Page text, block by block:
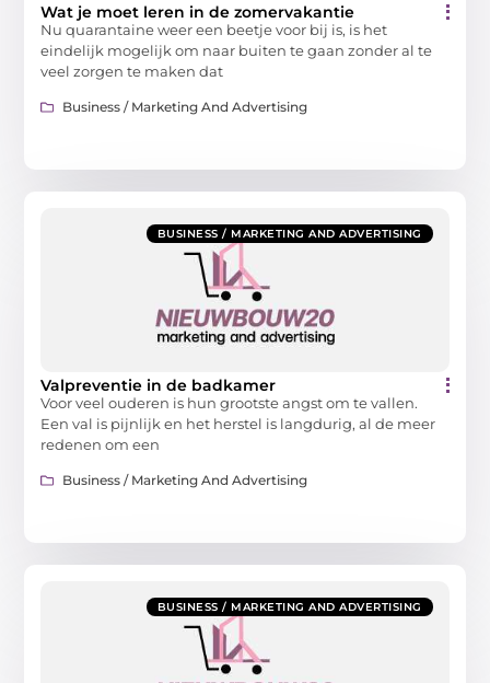
Wat je moet leren in de zomervakantie
Nu quarantaine weer een beetje voor bij is, is het
eindelijk mogelijk om naar buiten te gaan zonder al te
veel zorgen te maken dat
Business / Marketing And Advertising
BUSINESS / MARKETING AND ADVERTISING
Valpreventie in de badkamer
Voor veel ouderen is hun grootste angst om te vallen.
Een val is pijnlijk en het herstel is langdurig, al de meer
redenen om een
Business / Marketing And Advertising
BUSINESS / MARKETING AND ADVERTISING